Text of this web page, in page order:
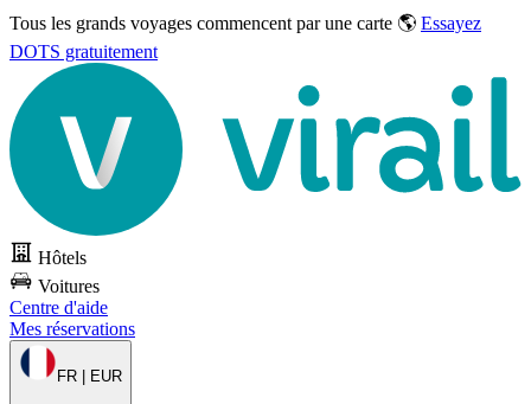
Tous les grands voyages commencent par une carte 🌎 Essayez
DOTS gratuitement
Hôtels
Voitures
Centre d'aide
Mes réservations
FR | EUR